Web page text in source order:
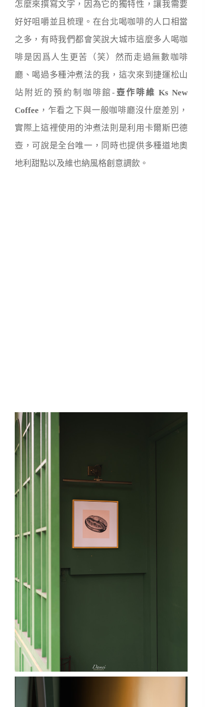
怎麼來撰寫文字，因為它的獨特性，讓我需要
好好咀嚼並且梳理。在台北喝咖啡的人口相當
之多，有時我們都會笑說大城市這麼多人喝咖
啡是因爲人生更苦（笑）然而走過無數咖啡
廳、喝過多種沖煮法的我，這次來到捷運松山
站附近的預約制咖啡館- 壺作啡維 Ks New
Coffee ，乍看之下與一般咖啡廳沒什麼差別，
實際上這裡使用的沖煮法則是利用 卡爾斯巴德
壺，可說是全台唯一，同時也提供多種道地奧
地利甜點以及維也納風格創意調飲。